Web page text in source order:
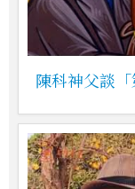
陳科神父談